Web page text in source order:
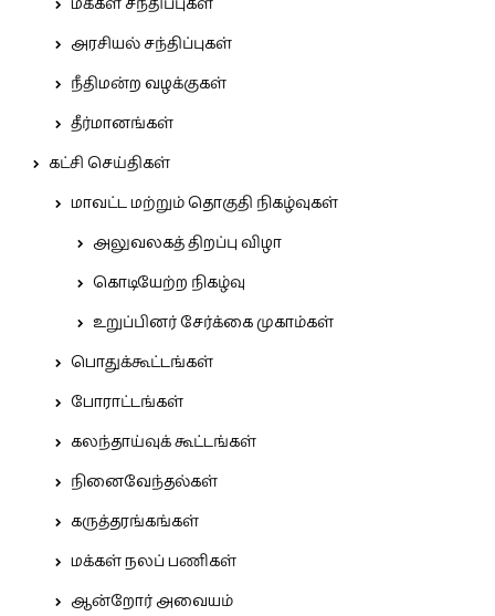
அரசியல் சந்திப்புகள்
நீதிமன்ற வழக்குகள்
தீர்மானங்கள்
கட்சி செய்திகள்
மாவட்ட மற்றும் தொகுதி நிகழ்வுகள்
அலுவலகத் திறப்பு விழா
கொடியேற்ற நிகழ்வு
உறுப்பினர் சேர்க்கை முகாம்கள்
பொதுக்கூட்டங்கள்
போராட்டங்கள்
கலந்தாய்வுக் கூட்டங்கள்
நினைவேந்தல்கள்
கருத்தரங்கங்கள்
மக்கள் நலப் பணிகள்
ஆன்றோர் அவையம்